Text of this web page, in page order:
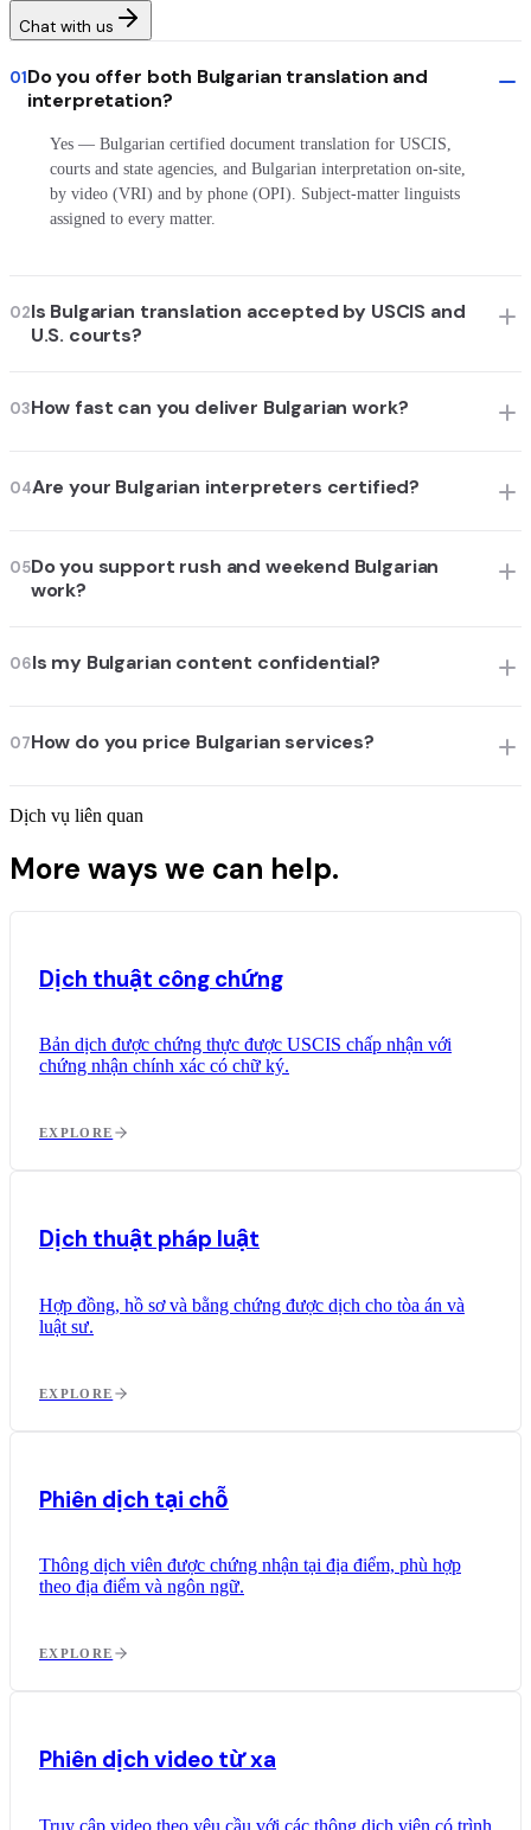
Chat with us
01Do you offer both Bulgarian translation and
interpretation?
Yes — Bulgarian certified document translation for USCIS,
courts and state agencies, and Bulgarian interpretation on-site,
by video (VRI) and by phone (OPI). Subject-matter linguists
assigned to every matter.
02Is Bulgarian translation accepted by USCIS and
U.S. courts?
03How fast can you deliver Bulgarian work?
04Are your Bulgarian interpreters certified?
05Do you support rush and weekend Bulgarian
work?
06Is my Bulgarian content confidential?
07How do you price Bulgarian services?
Dịch vụ liên quan
More ways we can help.
Dịch thuật công chứng
Bản dịch được chứng thực được USCIS chấp nhận với
chứng nhận chính xác có chữ ký.
EXPLORE
Dịch thuật pháp luật
Hợp đồng, hồ sơ và bằng chứng được dịch cho tòa án và
luật sư.
EXPLORE
Phiên dịch tại chỗ
Thông dịch viên được chứng nhận tại địa điểm, phù hợp
theo địa điểm và ngôn ngữ.
EXPLORE
Phiên dịch video từ xa
Truy cập video theo yêu cầu với các thông dịch viên có trình